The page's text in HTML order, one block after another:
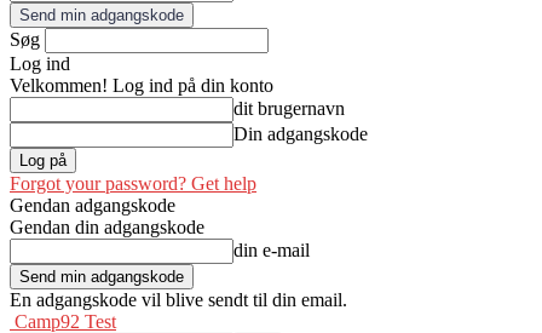
Søg
Log ind
Velkommen! Log ind på din konto
dit brugernavn
Din adgangskode
Forgot your password? Get help
Gendan adgangskode
Gendan din adgangskode
din e-mail
En adgangskode vil blive sendt til din email.
Camp92 Test